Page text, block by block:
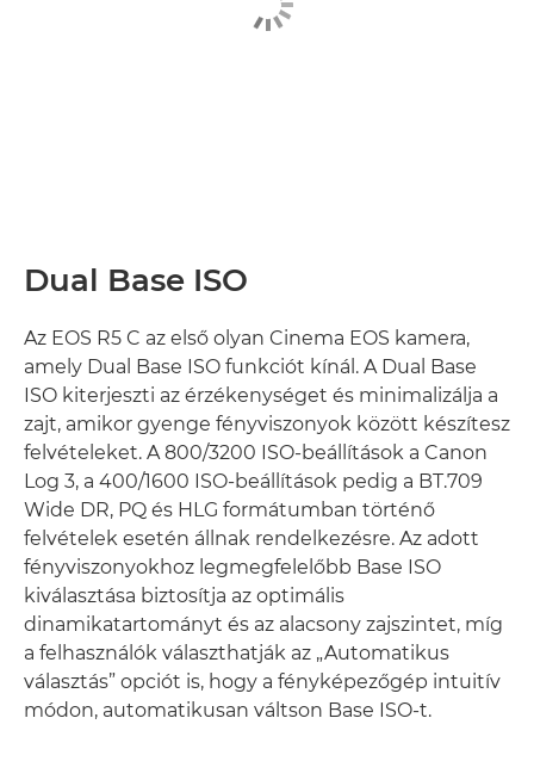
Dual Base ISO
Az EOS R5 C az első olyan Cinema EOS kamera,
amely Dual Base ISO funkciót kínál. A Dual Base
ISO kiterjeszti az érzékenységet és minimalizálja a
zajt, amikor gyenge fényviszonyok között készítesz
felvételeket. A 800/3200 ISO-beállítások a Canon
Log 3, a 400/1600 ISO-beállítások pedig a BT.709
Wide DR, PQ és HLG formátumban történő
felvételek esetén állnak rendelkezésre. Az adott
fényviszonyokhoz legmegfelelőbb Base ISO
kiválasztása biztosítja az optimális
dinamikatartományt és az alacsony zajszintet, míg
a felhasználók választhatják az „Automatikus
választás” opciót is, hogy a fényképezőgép intuitív
módon, automatikusan váltson Base ISO-t.